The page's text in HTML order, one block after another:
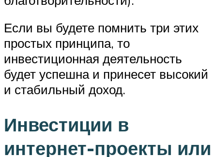
Если вы будете помнить три этих
простых принципа, то
инвестиционная деятельность
будет успешна и принесет высокий
и стабильный доход.
Инвестиции в
интернет-проекты или